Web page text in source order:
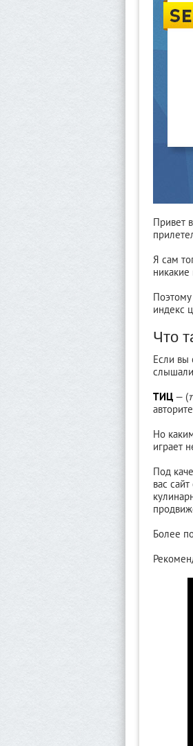
Привет
Я сам
индекс
Что
Если вы
слышали
ТИЦ — (
Но
играет
Под
вас
Более